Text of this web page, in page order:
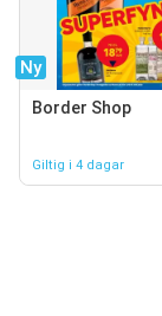
Ny
Border Shop
Giltig i 4 dagar